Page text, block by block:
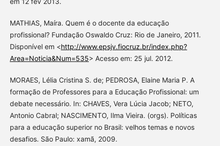
MATHIAS, Maíra. Quem é o docente da educação
profissional? Fundação Oswaldo Cruz: Rio de Janeiro, 2011.
Disponível em <http://www.epsjv.fiocruz.br/index.php?
Area=Noticia&Num=535> Acesso em: 25 jul. 2012.
MORAES, Lélia Cristina S. de; PEDROSA, Elaine Maria P. A
formação de Professores para a Educação Profissional: um
debate necessário. In: CHAVES, Vera Lúcia Jacob; NETO,
Antonio Cabral; NASCIMENTO, Ilma Vieira. (orgs). Políticas
para a educação superior no Brasil: velhos temas e novos
desafios. São Paulo: xamã, 2009.